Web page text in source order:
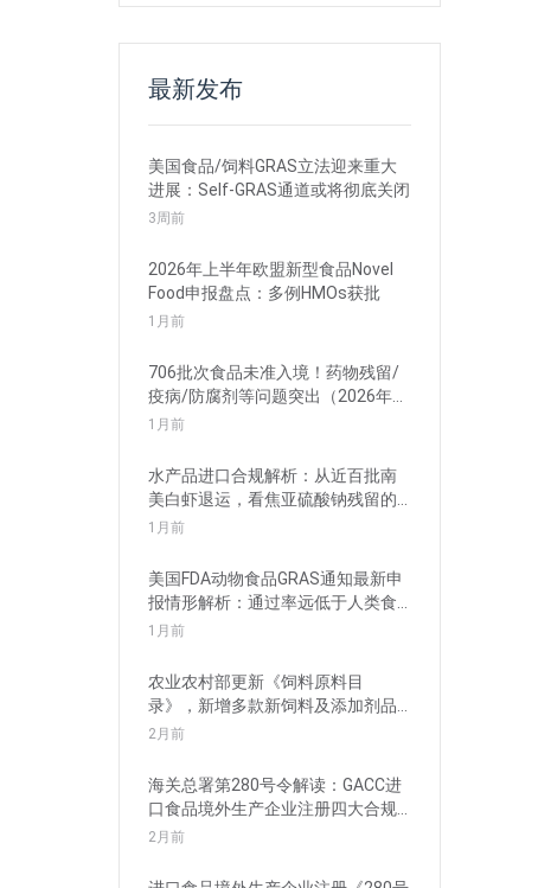
最新发布
美国食品/饲料GRAS立法迎来重大
进展：Self-GRAS通道或将彻底关闭
3周前
2026年上半年欧盟新型食品Novel
Food申报盘点：多例HMOs获批
1月前
706批次食品未准入境！药物残留/
疫病/防腐剂等问题突出（2026年5
月）
1月前
水产品进口合规解析：从近百批南
美白虾退运，看焦亚硫酸钠残留的
管理要求
1月前
美国FDA动物食品GRAS通知最新申
报情形解析：通过率远低于人类食
品
1月前
农业农村部更新《饲料原料目
录》，新增多款新饲料及添加剂品
种批准申报
2月前
海关总署第280号令解读：GACC进
口食品境外生产企业注册四大合规
风险
2月前